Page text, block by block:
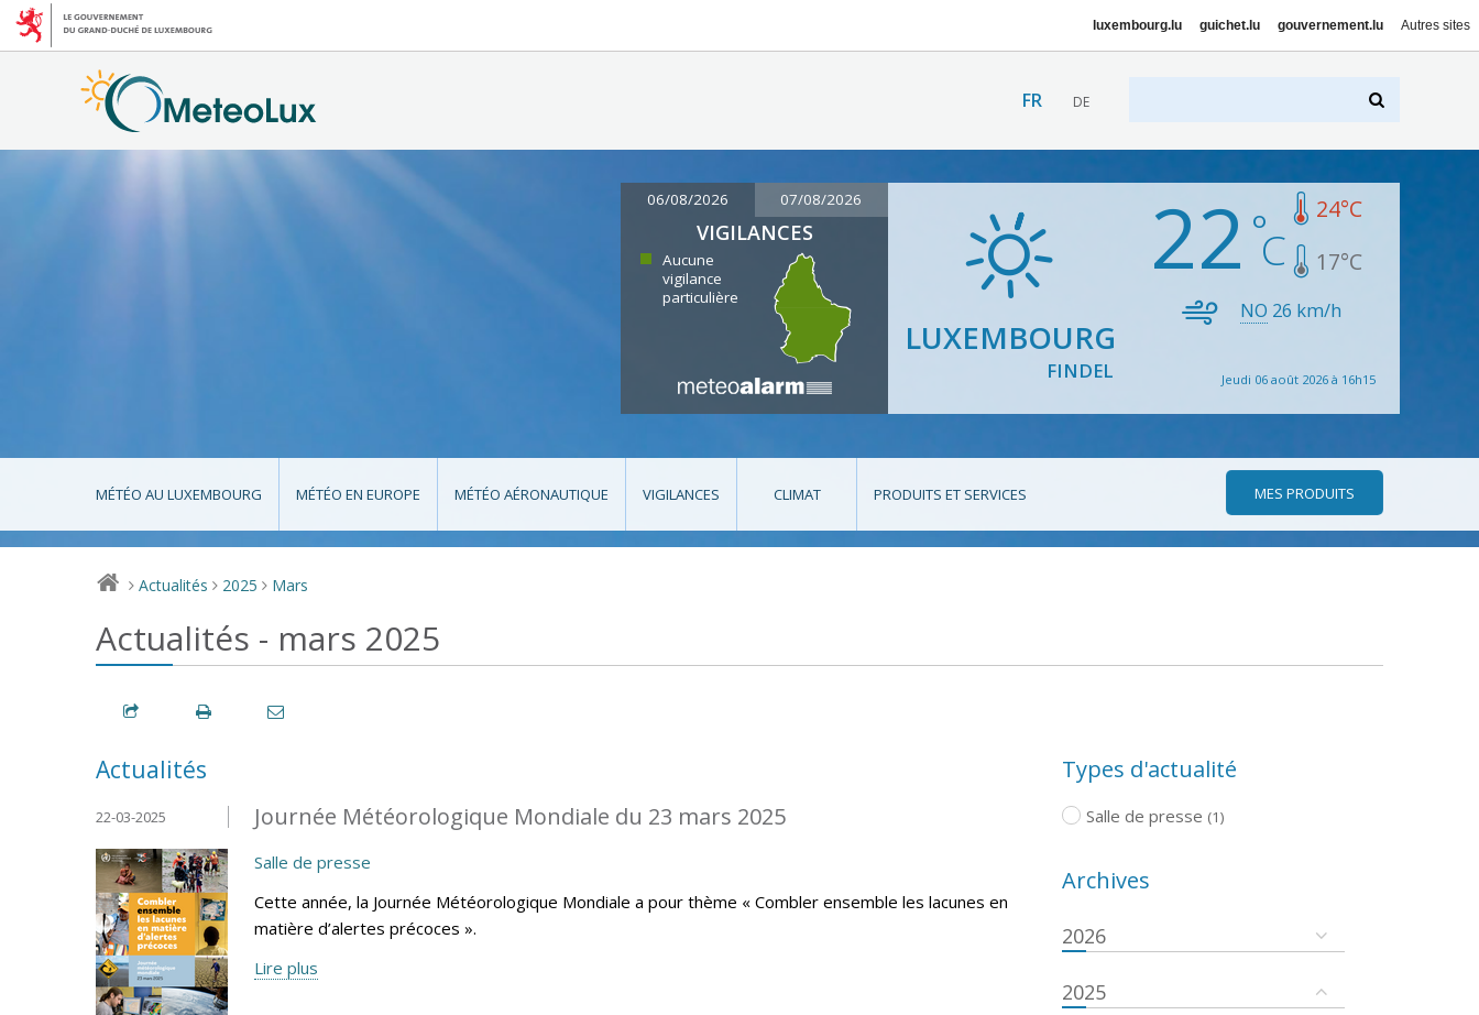
luxembourg.lu guichet.lu gouvernement.lu Autres sites
FR DE
06/08/2026 07/08/2026
VIGILANCES
Aucune
vigilance
particulière
LUXEMBOURG
FINDEL
22 24°C
17°C
NO 26 km/h
Jeudi 06 août 2026 à 16h15
MÉTÉO AU LUXEMBOURG MÉTÉO EN EUROPE MÉTÉO AÉRONAUTIQUE VIGILANCES CLIMAT PRODUITS ET SERVICES MES PRODUITS
> Actualités > 2025 > Mars
Actualités - mars 2025
Actualités
Journée Météorologique Mondiale du 23 mars 2025
22-03-2025
Salle de presse
Cette année, la Journée Météorologique Mondiale a pour thème « Combler ensemble les lacunes en
matière d’alertes précoces ».
Lire plus
Types d'actualité
Salle de presse (1)
Archives
2026
2025